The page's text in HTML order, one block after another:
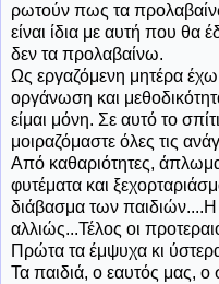
ρωτούν πως τα
είναι ίδια με αυτή που θα
δεν τα προλαβαίνω.
Ως εργαζόμενη μητέρα
οργάνωση και
είμαι μόνη. Σε αυτό το
μοιραζόμαστε όλες τις
Από καθαριότητες,
φυτέματα και
διάβασμα των παιδιών....Η
αλλιώς...Τέλος οι
Πρώτα τα έμψυχα κι
Τα παιδιά, ο εαυτός μας,